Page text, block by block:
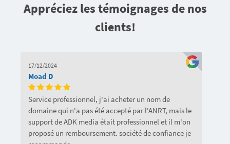
Appréciez les témoignages de nos
clients!
17/12/2024
Moad D
Service professionnel, j'ai acheter un nom de
domaine qui n'a pas été accepté par l'ANRT, mais le
support de ADK media était professionnel et il m'on
proposé un remboursement. société de confiance je